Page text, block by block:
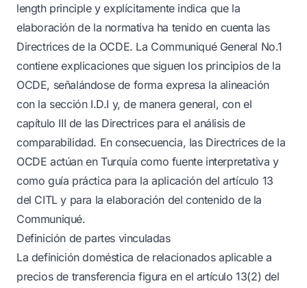
length principle y explícitamente indica que la
elaboración de la normativa ha tenido en cuenta las
Directrices de la OCDE. La Communiqué General No.1
contiene explicaciones que siguen los principios de la
OCDE, señalándose de forma expresa la alineación
con la sección I.D.I y, de manera general, con el
capítulo III de las Directrices para el análisis de
comparabilidad. En consecuencia, las Directrices de la
OCDE actúan en Turquía como fuente interpretativa y
como guía práctica para la aplicación del artículo 13
del CITL y para la elaboración del contenido de la
Communiqué.
Definición de partes vinculadas
La definición doméstica de relacionados aplicable a
precios de transferencia figura en el artículo 13(2) del